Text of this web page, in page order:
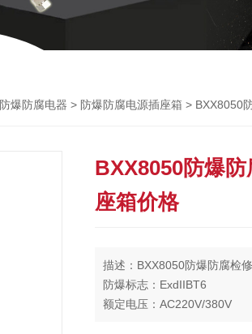
防爆防腐电器 > 防爆防腐电源插座箱 > BXX8050
BXX8050防爆
座箱价格
描述：BXX8050防爆防腐检
防爆标志：ExdIIBT6
额定电压：AC220V/380V